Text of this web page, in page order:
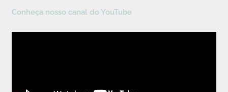
Conheça nosso canal do YouTube